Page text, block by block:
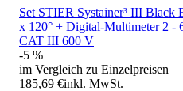
Set STIER Systainer³ III Black
x 120° + Digital-Multimeter 2 -
CAT III 600 V
-5 %
im Vergleich zu Einzelpreisen
185,69 €inkl. MwSt.